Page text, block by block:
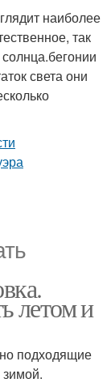
наиболее
так
света они
летом и
подходящие